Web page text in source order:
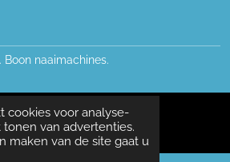
cookies voor analyse-
van advertenties.
maken van de site gaat u
naaimachines.